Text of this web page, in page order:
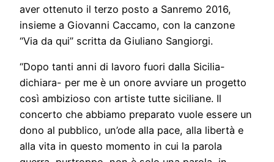
aver ottenuto il terzo posto a Sanremo 2016,
insieme a Giovanni Caccamo, con la canzone
“Via da qui” scritta da Giuliano Sangiorgi.
“Dopo tanti anni di lavoro fuori dalla Sicilia-
dichiara- per me è un onore avviare un progetto
così ambizioso con artiste tutte siciliane. Il
concerto che abbiamo preparato vuole essere un
dono al pubblico, un’ode alla pace, alla libertà e
alla vita in questo momento in cui la parola